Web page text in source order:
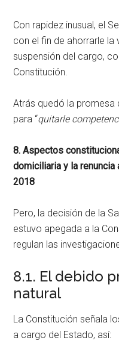
Con rapidez inusual, el
con el fin de ahorrarle la
suspensión del cargo,
Constitución.
Atrás quedó la promesa
para “quitarle
8. Aspectos
domiciliaria y la
2018
Pero, la decisión de la
estuvo apegada a la
regulan las
8.1. El debido
natural
La Constitución señala
a cargo del Estado, así: